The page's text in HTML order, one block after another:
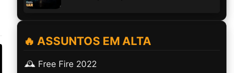
🔥 ASSUNTOS EM ALTA
🕰️ Free Fire 2022